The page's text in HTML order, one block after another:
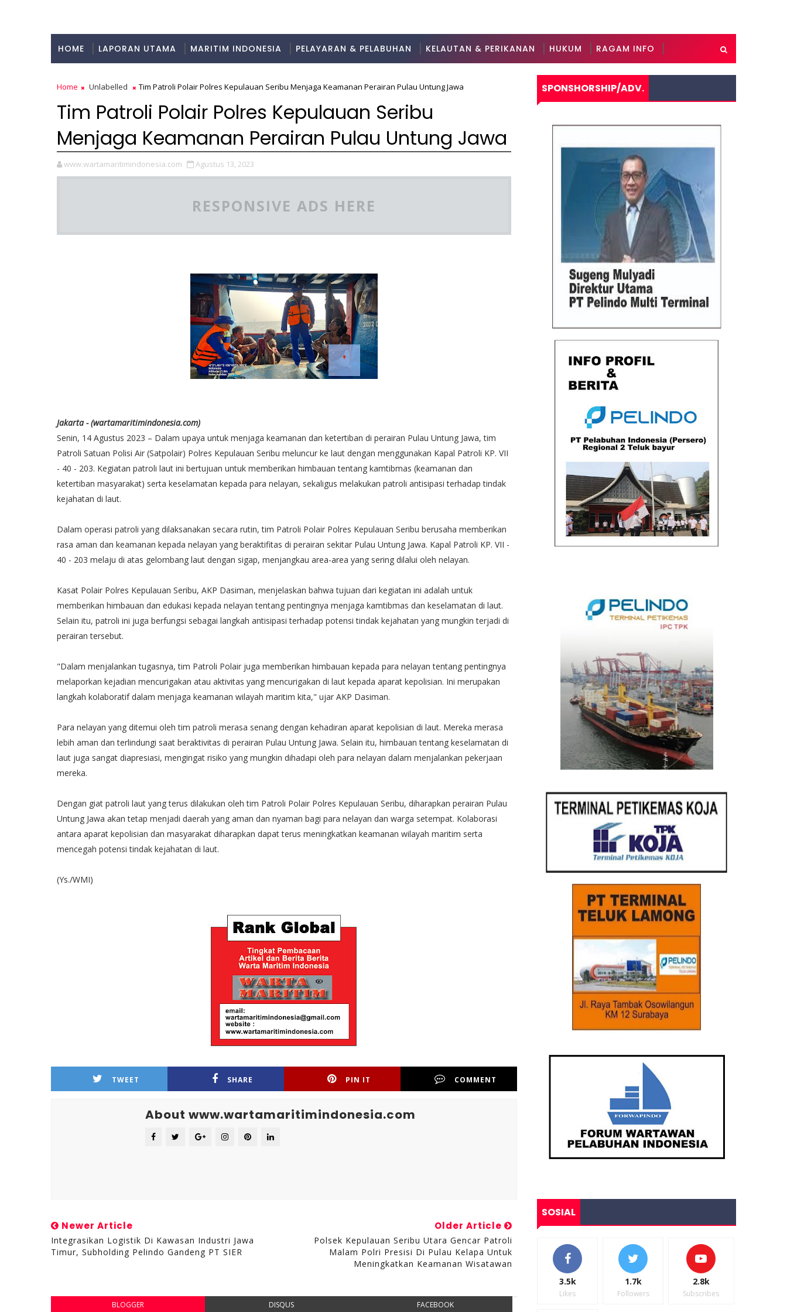
HOME LAPORAN UTAMA MARITIM INDONESIA PELAYARAN & PELABUHAN KELAUTAN & PERIKANAN HUKUM RAGAM INFO
Home Unlabelled Tim Patroli Polair Polres Kepulauan Seribu Menjaga Keamanan Perairan Pulau Untung Jawa
Tim Patroli Polair Polres Kepulauan Seribu
Menjaga Keamanan Perairan Pulau Untung Jawa
www.wartamaritimindonesia.com Agustus 13, 2023
RESPONSIVE ADS HERE
Jakarta - (wartamaritimindonesia.com)
Senin, 14 Agustus 2023 – Dalam upaya untuk menjaga keamanan dan ketertiban di perairan Pulau Untung Jawa, tim
Patroli Satuan Polisi Air (Satpolair) Polres Kepulauan Seribu meluncur ke laut dengan menggunakan Kapal Patroli KP. VII
- 40 - 203. Kegiatan patroli laut ini bertujuan untuk memberikan himbauan tentang kamtibmas (keamanan dan
ketertiban masyarakat) serta keselamatan kepada para nelayan, sekaligus melakukan patroli antisipasi terhadap tindak
kejahatan di laut.
Dalam operasi patroli yang dilaksanakan secara rutin, tim Patroli Polair Polres Kepulauan Seribu berusaha memberikan
rasa aman dan keamanan kepada nelayan yang beraktifitas di perairan sekitar Pulau Untung Jawa. Kapal Patroli KP. VII -
40 - 203 melaju di atas gelombang laut dengan sigap, menjangkau area-area yang sering dilalui oleh nelayan.
Kasat Polair Polres Kepulauan Seribu, AKP Dasiman, menjelaskan bahwa tujuan dari kegiatan ini adalah untuk
memberikan himbauan dan edukasi kepada nelayan tentang pentingnya menjaga kamtibmas dan keselamatan di laut.
Selain itu, patroli ini juga berfungsi sebagai langkah antisipasi terhadap potensi tindak kejahatan yang mungkin terjadi di
perairan tersebut.
"Dalam menjalankan tugasnya, tim Patroli Polair juga memberikan himbauan kepada para nelayan tentang pentingnya
melaporkan kejadian mencurigakan atau aktivitas yang mencurigakan di laut kepada aparat kepolisian. Ini merupakan
langkah kolaboratif dalam menjaga keamanan wilayah maritim kita," ujar AKP Dasiman.
Para nelayan yang ditemui oleh tim patroli merasa senang dengan kehadiran aparat kepolisian di laut. Mereka merasa
lebih aman dan terlindungi saat beraktivitas di perairan Pulau Untung Jawa. Selain itu, himbauan tentang keselamatan di
laut juga sangat diapresiasi, mengingat risiko yang mungkin dihadapi oleh para nelayan dalam menjalankan pekerjaan
mereka.
Dengan giat patroli laut yang terus dilakukan oleh tim Patroli Polair Polres Kepulauan Seribu, diharapkan perairan Pulau
Untung Jawa akan tetap menjadi daerah yang aman dan nyaman bagi para nelayan dan warga setempat. Kolaborasi
antara aparat kepolisian dan masyarakat diharapkan dapat terus meningkatkan keamanan wilayah maritim serta
mencegah potensi tindak kejahatan di laut.
(Ys./WMI)
TWEET SHARE PIN IT COMMENT
About www.wartamaritimindonesia.com
Newer Article
Integrasikan Logistik Di Kawasan Industri Jawa
Timur, Subholding Pelindo Gandeng PT SIER
Older Article
Polsek Kepulauan Seribu Utara Gencar Patroli
Malam Polri Presisi Di Pulau Kelapa Untuk
Meningkatkan Keamanan Wisatawan
BLOGGER DISQUS FACEBOOK
SPONSHORSHIP/ADV.
SOSIAL
3.5k
Likes
1.7k
Followers
2.8k
Subscribes